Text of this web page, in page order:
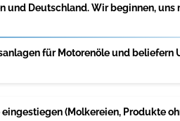
Deutschland. Wir beginnen, uns
für Motorenöle und beliefern
(Molkereien, Produkte